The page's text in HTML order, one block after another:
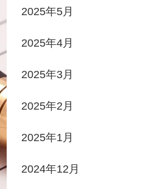
2025年5月
2025年4月
2025年3月
2025年2月
2025年1月
2024年12月